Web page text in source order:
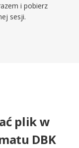
i pobierz
sesji.
plik w
DBK